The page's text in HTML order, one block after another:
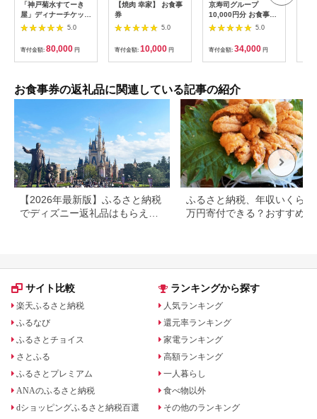
「神戸菊水すてーき
屋」ディナーチケット
（2枚）
5.0
寄付金額: 80,000 円
【焼肉 幸家】 お食事
券
5.0
寄付金額: 10,000 円
京寿司グループ
10,000円分 お食事券
1000円×10枚 食事チ
ケット チケット 寿司
福岡県 北九州市
5.0
寄付金額: 34,000 円
お食事券の返礼品に関連している記事の紹介
【2026年最新版】ふるさと納税
でディズニー返礼品はもらえ
ふるさと納税、年収いくらで
万円寄付できる？おすすめ返
サイト比較
楽天ふるさと納税
ふるなび
ふるさとチョイス
さとふる
ふるさとプレミアム
ANAのふるさと納税
dショッピングふるさと納税百選
ランキングから探す
人気ランキング
還元率ランキング
家電ランキング
高額ランキング
一人暮らし
食べ物以外
その他のランキング